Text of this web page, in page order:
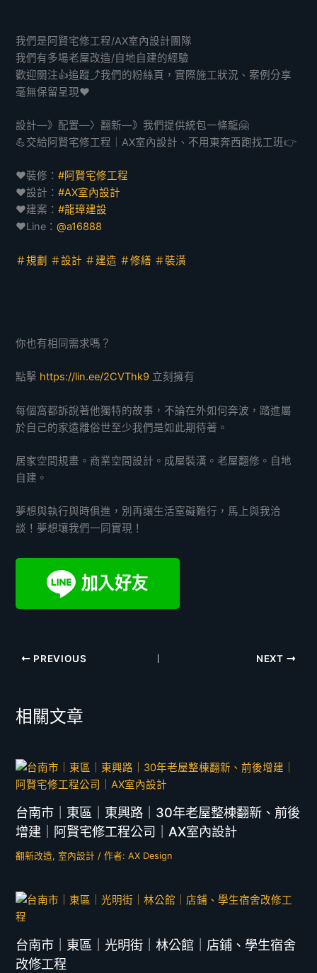
我們是阿賢宅修工程/AX室內設計團隊
我們有多場老屋改造/自地自建的經驗
歡迎關注👍追蹤⤴️我們的粉絲頁，實際施工狀況、案例分享
毫無保留呈現❤️
設計—》配置—〉翻新—》我們提供統包一條龍🤗
💪交給阿賢宅修工程｜AX室內設計、不用東奔西跑找工班👉
❤️裝修：#阿賢宅修工程
❤️設計：#AX室內設計
❤️建案：#龍璋建設
❤️Line：@a16888
＃規劃 ＃設計 ＃建造 ＃修繕 ＃裝潢
你也有相同需求嗎？
點擊 https://lin.ee/2CVThk9 立刻擁有
每個窩都訴說著他獨特的故事，不論在外如何奔波，踏進屬
於自己的家遠離俗世至少我們是如此期待著。
居家空間規畫。商業空間設計。成屋裝潢。老屋翻修。自地
自建。
夢想與執行與時俱進，別再讓生活窒礙難行，馬上與我洽
談！夢想壤我們一同實現！
PREVIOUS NEXT
相關文章
台南市｜東區｜東興路｜30年老屋整棟翻新、前後
增建｜阿賢宅修工程公司｜AX室內設計
翻新改造,室內設計 / 作者:AX Design
台南市｜東區｜光明街｜林公館｜店鋪、學生宿舍
改修工程